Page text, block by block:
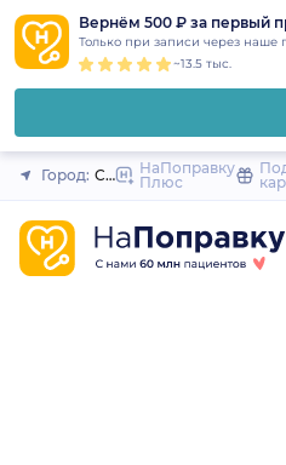
Вернём 500 ₽ за первый
Только при записи через наше
~13.5 тыс.
Город: Санкт-Петербург
НаПоправку
Плюс